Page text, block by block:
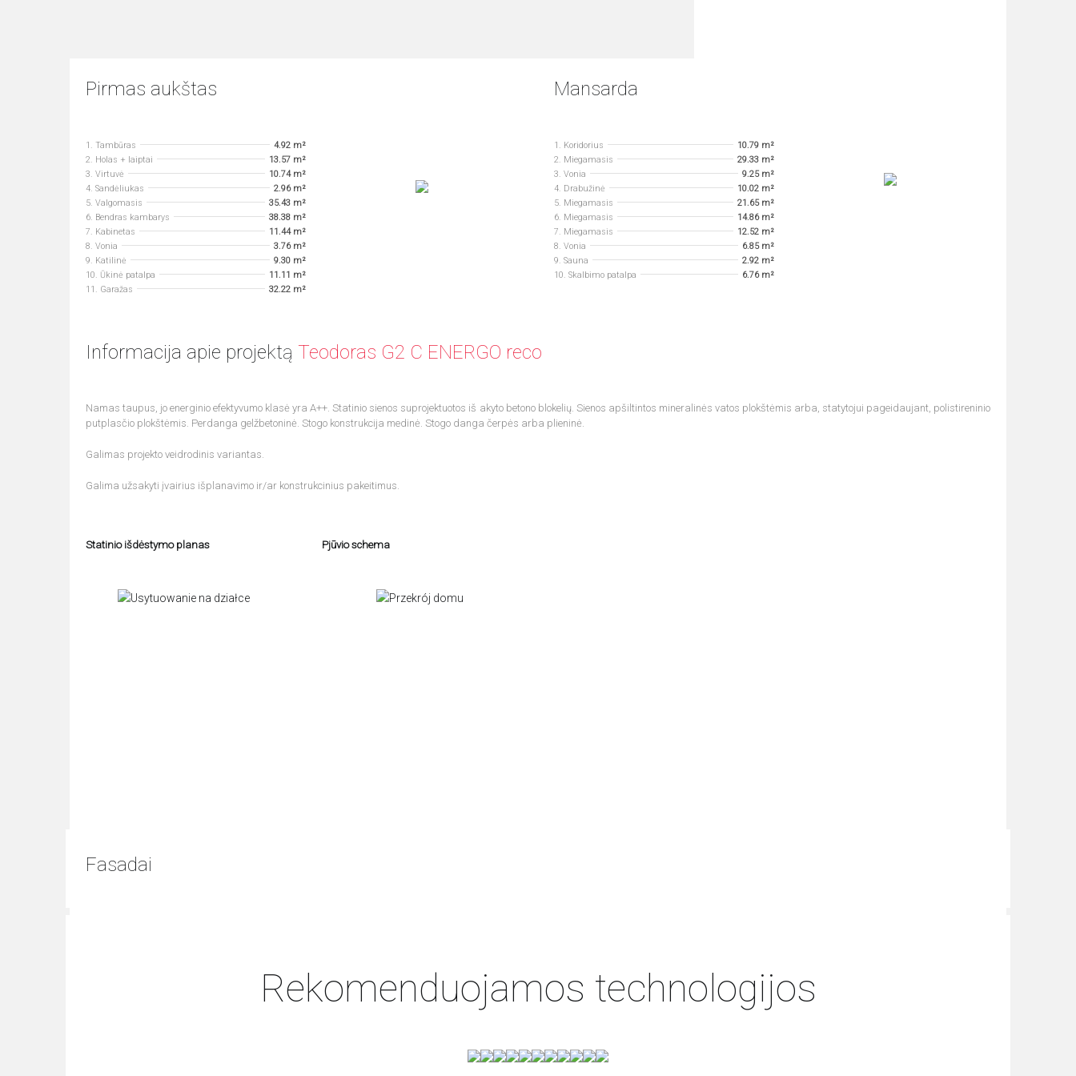
Pirmas aukštas
1. Tambūras
4.92 m²
2. Holas + laiptai
13.57 m²
3. Virtuvė
10.74 m²
4. Sandėliukas
2.96 m²
5. Valgomasis
35.43 m²
6. Bendras kambarys
38.38 m²
7. Kabinetas
11.44 m²
8. Vonia
3.76 m²
9. Katilinė
9.30 m²
10. Ūkinė patalpa
11.11 m²
11. Garažas
32.22 m²
Mansarda
1. Koridorius
10.79 m²
2. Miegamasis
29.33 m²
3. Vonia
9.25 m²
4. Drabužinė
10.02 m²
5. Miegamasis
21.65 m²
6. Miegamasis
14.86 m²
7. Miegamasis
12.52 m²
8. Vonia
6.85 m²
9. Sauna
2.92 m²
10. Skalbimo patalpa
6.76 m²
Informacija apie projektą Teodoras G2 C ENERGO reco
Namas taupus, jo energinio efektyvumo klasė yra A++. Statinio sienos suprojektuotos iš akyto betono blokelių. Sienos apšiltintos mineralinės vatos plokštėmis arba, statytojui pageidaujant, polistireninio
putplasčio plokštėmis. Perdanga gelžbetoninė. Stogo konstrukcija medinė. Stogo danga čerpės arba plieninė.
Galimas projekto veidrodinis variantas.
Galima užsakyti įvairius išplanavimo ir/ar konstrukcinius pakeitimus.
Statinio išdėstymo planas Pjūvio schema
Fasadai
Rekomenduojamos technologijos